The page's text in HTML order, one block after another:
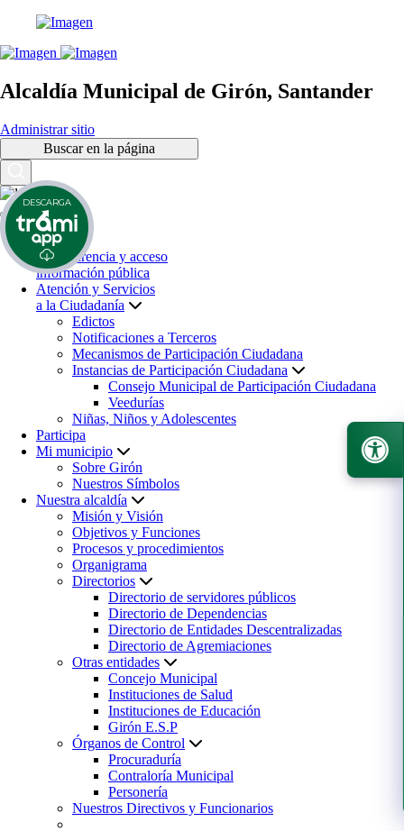
Alcaldía Municipal de Girón, Santander
Administrar sitio
Buscar en la página
Inicio
Transparencia y acceso
información pública
Atención y Servicios
a la Ciudadanía
Edictos
Notificaciones a Terceros
Mecanismos de Participación Ciudadana
Instancias de Participación Ciudadana
Consejo Municipal de Participación Ciudadana
Veedurías
Niñas, Niños y Adolescentes
Participa
Mi municipio
Sobre Girón
Nuestros Símbolos
Nuestra alcaldía
Misión y Visión
Objetivos y Funciones
Procesos y procedimientos
Organigrama
Directorios
Directorio de servidores públicos
Directorio de Dependencias
Directorio de Entidades Descentralizadas
Directorio de Agremiaciones
Otras entidades
Concejo Municipal
Instituciones de Salud
Instituciones de Educación
Girón E.S.P
Órganos de Control
Procuraduría
Contraloría Municipal
Personería
Nuestros Directivos y Funcionarios
DESCARGA